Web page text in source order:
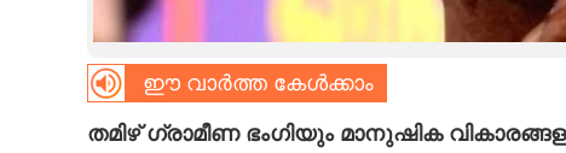
CARTOONS
ഈ വാർത്ത കേൾക്കാം
തമിഴ് ഗ്രാമീണ ഭംഗിയും മാനുഷിക